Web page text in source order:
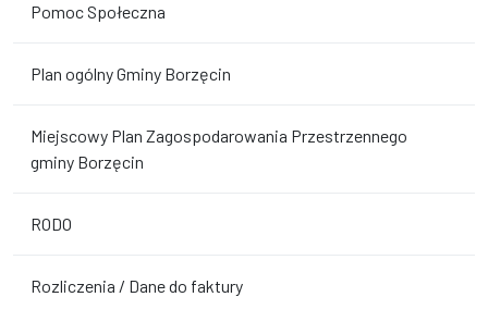
Pomoc Społeczna
Plan ogólny Gminy Borzęcin
Miejscowy Plan Zagospodarowania Przestrzennego
gminy Borzęcin
RODO
Rozliczenia / Dane do faktury